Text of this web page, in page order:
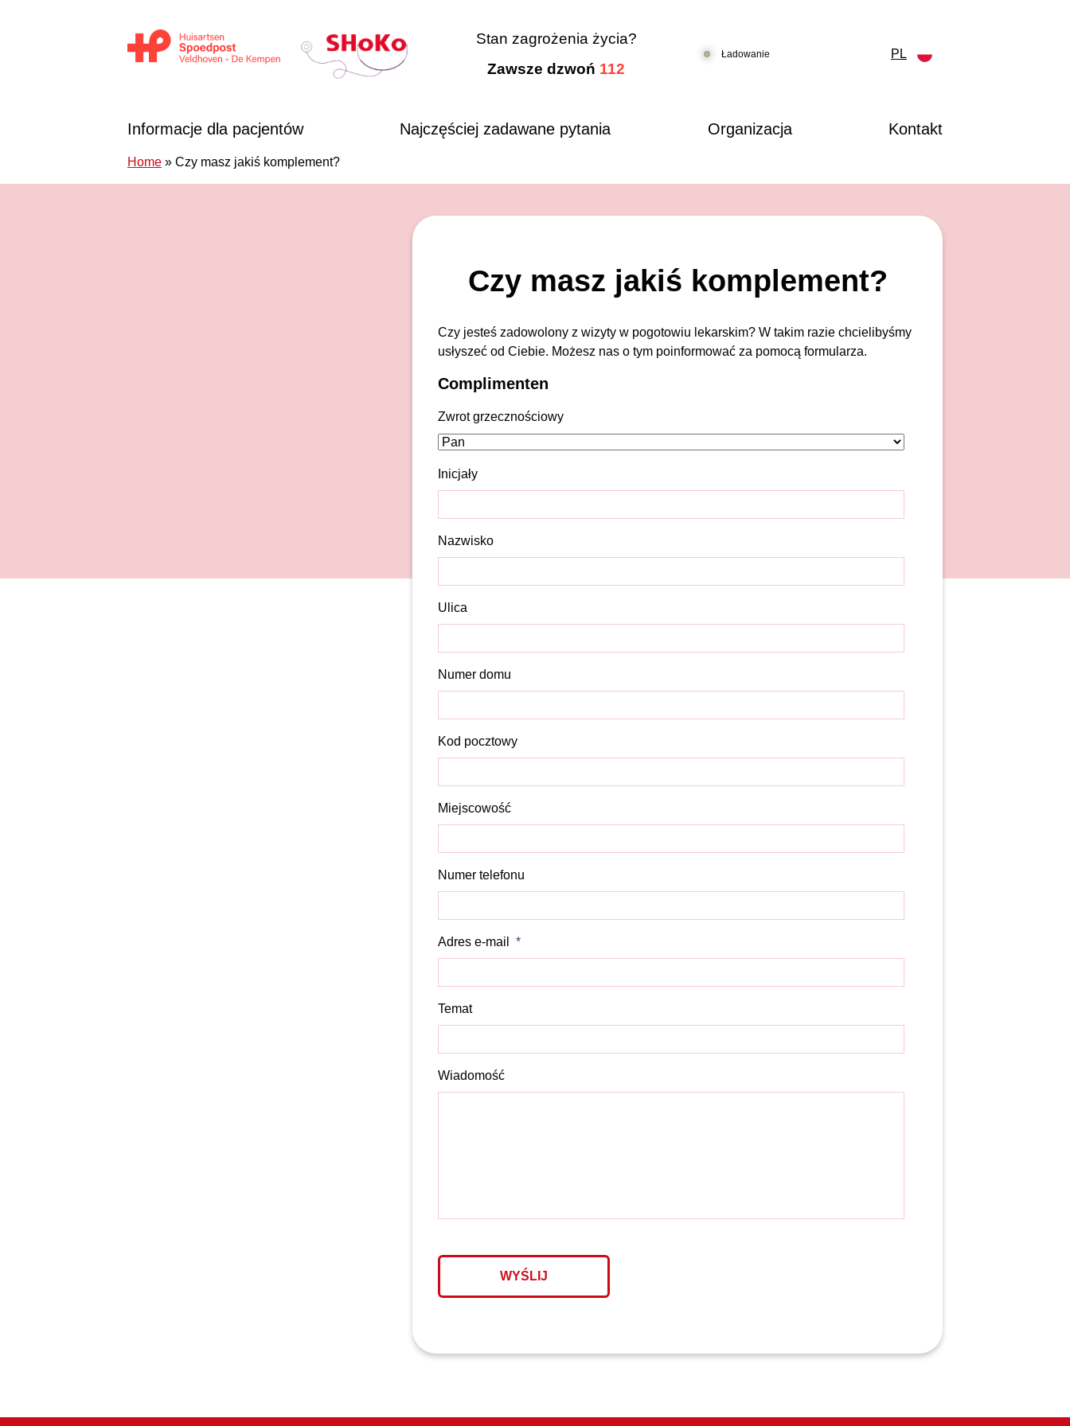
Stan zagrożenia życia?
Zawsze dzwoń 112
Ładowanie PL
Informacje dla pacjentów Najczęściej zadawane pytania Organizacja Kontakt
Home » Czy masz jakiś komplement?
Czy masz jakiś komplement?
Czy jesteś zadowolony z wizyty w pogotowiu lekarskim? W takim razie chcielibyśmy
usłyszeć od Ciebie. Możesz nas o tym poinformować za pomocą formularza.
Complimenten
Zwrot grzecznościowy
Inicjały
Nazwisko
Ulica
Numer domu
Kod pocztowy
Miejscowość
Numer telefonu
Adres e-mail *
Temat
Wiadomość
T